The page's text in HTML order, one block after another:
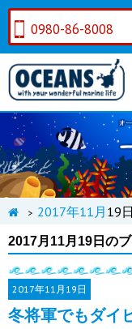
0980-86-8008
> 2017年11月 19日
2017月11月19日の
2017年11月19日
冬将軍でもダイ